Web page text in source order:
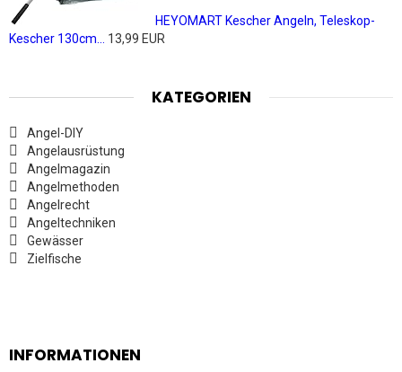
HEYOMART Kescher Angeln, Teleskop-
Kescher 130cm...
13,99 EUR
KATEGORIEN
Angel-DIY
Angelausrüstung
Angelmagazin
Angelmethoden
Angelrecht
Angeltechniken
Gewässer
Zielfische
INFORMATIONEN